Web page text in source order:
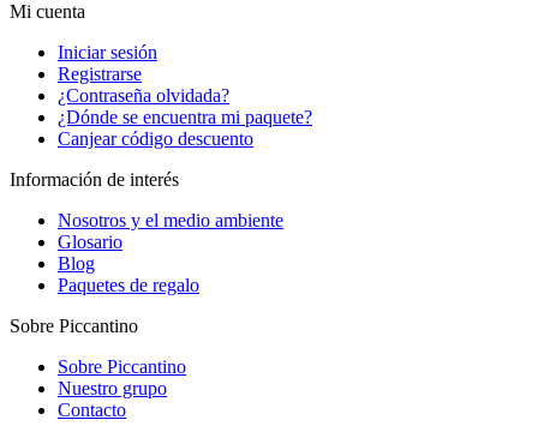
Mi cuenta
Iniciar sesión
Registrarse
¿Contraseña olvidada?
¿Dónde se encuentra mi paquete?
Canjear código descuento
Información de interés
Nosotros y el medio ambiente
Glosario
Blog
Paquetes de regalo
Sobre Piccantino
Sobre Piccantino
Nuestro grupo
Contacto